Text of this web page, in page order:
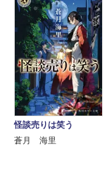
怪談売りは笑う
蒼月 海里